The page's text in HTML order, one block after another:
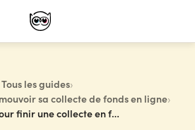
Tous les guides›
sa collecte de fonds en ligne›
Conseils pour finir une collecte en fanfare